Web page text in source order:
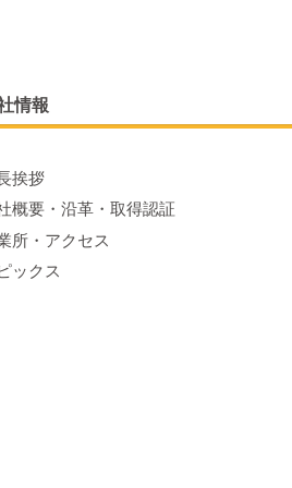
情報
挨拶
概要・沿革・取得認証
所・アクセス
ックス